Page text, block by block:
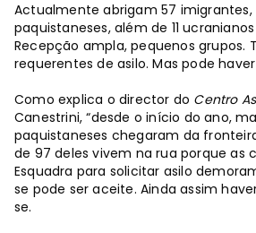
Actualmente abrigam 57 imigrantes,
paquistaneses, além de 11
Recepção ampla, pequenos grupos.
requerentes de asilo. Mas pode
Como explica o director do Centro
Canestrini, “desde o início do ano,
paquistaneses chegaram da
de 97 deles vivem na rua porque as
Esquadra para solicitar asilo
se pode ser aceite. Ainda assim
se.